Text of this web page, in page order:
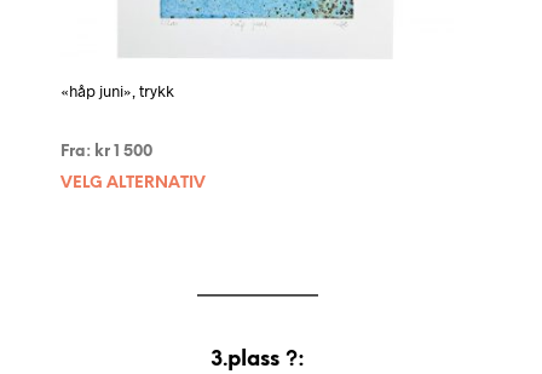
«håp juni», trykk
Fra: kr 1 500
VELG ALTERNATIV
3.plass ?: